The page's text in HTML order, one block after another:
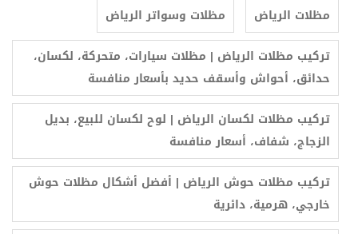
مظلات الرياض
مظلات وسواتر الرياض
تركيب مظلات الرياض | مظلات سيارات، متحركة، لكسان،
حدائق، أحواش وأسقف حديد بأسعار منافسة
تركيب مظلات لكسان الرياض | لوح لكسان للبيع، بديل
الزجاج، شفاف، أسعار منافسة
تركيب مظلات حوش الرياض | أفضل أشكال مظلات حوش
خارجي، هرمية، دائرية